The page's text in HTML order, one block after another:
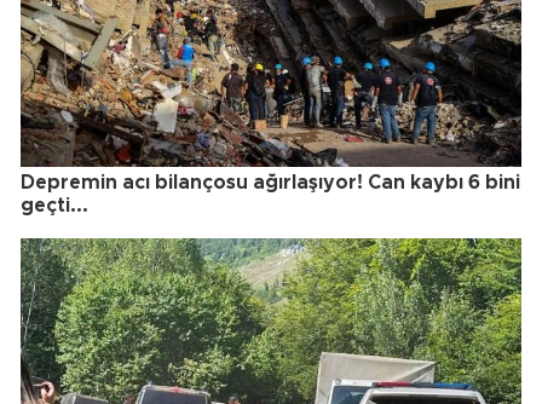
Depremin acı bilançosu ağırlaşıyor! Can kaybı 6 bini
geçti...